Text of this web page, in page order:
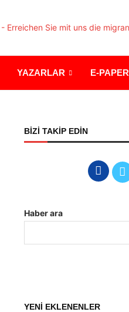
YAZARLAR E-PAPER
BİZİ TAKİP EDİN
Haber ara
YENİ EKLENENLER